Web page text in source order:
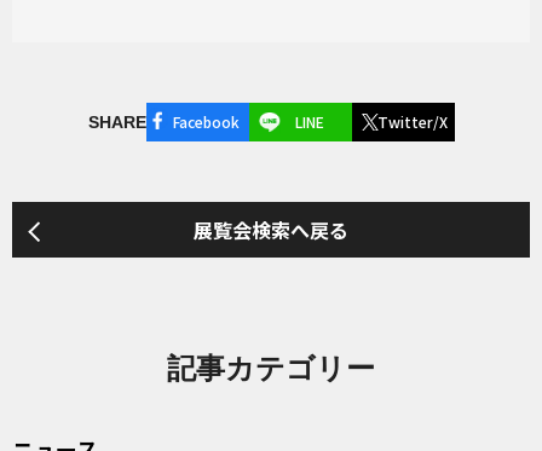
SHARE Facebook LINE Twitter/X
展覧会検索へ戻る
記事カテゴリー